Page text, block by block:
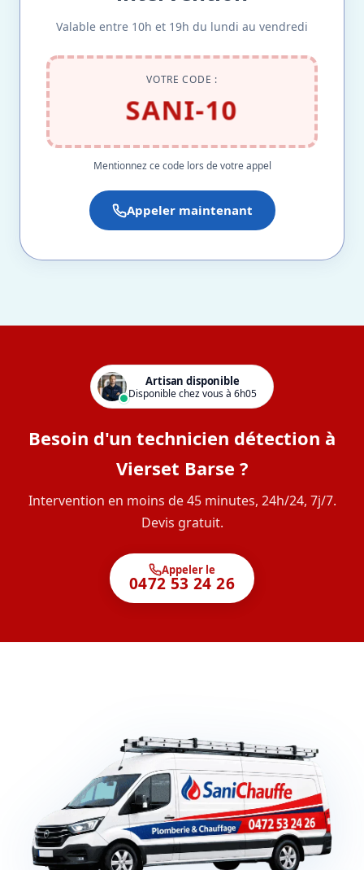
Valable entre 10h et 19h du lundi au vendredi
VOTRE CODE :
SANI-10
Mentionnez ce code lors de votre appel
Appeler maintenant
Artisan disponible
Disponible chez vous à 6h05
Besoin d'un technicien détection à
Vierset Barse ?
Intervention en moins de 45 minutes, 24h/24, 7j/7.
Devis gratuit.
Appeler le
0472 53 24 26